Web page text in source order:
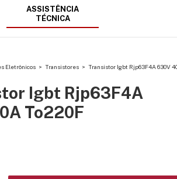
ASSISTÊNCIA
TÉCNICA
Eletrônicos > Transistores > Transistor Igbt Rjp63F4A 630V
Igbt Rjp63F4A
To220F